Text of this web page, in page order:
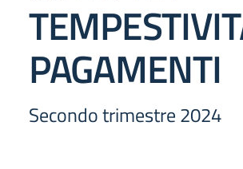
PAGAMENTI
Secondo trimestre 2024